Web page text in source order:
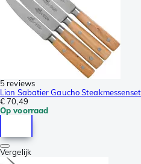
5 reviews
Lion Sabatier Gaucho
€ 70,49
Op voorraad
Vergelijk